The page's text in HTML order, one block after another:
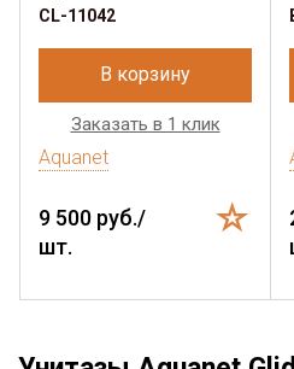
CL-11042
В корзину
Заказать в 1 клик
Aquanet
9 500 руб./
шт.